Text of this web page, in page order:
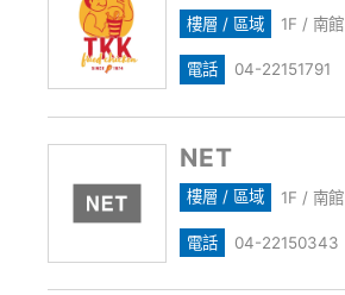
樓層 / 區域 1F / 南館
電話 04-22151791
NET
樓層 / 區域 1F / 南館
電話 04-22150343